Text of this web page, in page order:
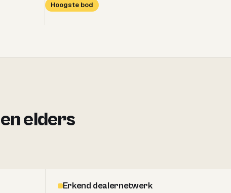
Hoogste bod
elders
Erkend dealernetwerk